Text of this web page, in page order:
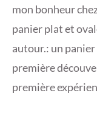
mon bonheur
panier plat et
autour.: un
première
première